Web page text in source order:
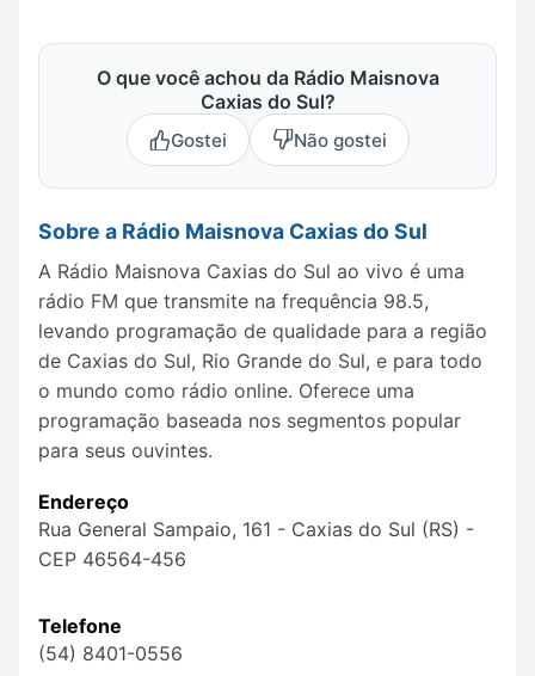
O que você achou da Rádio Maisnova
Caxias do Sul?
Gostei Não gostei
Sobre a Rádio Maisnova Caxias do Sul
A Rádio Maisnova Caxias do Sul ao vivo é uma
rádio FM que transmite na frequência 98.5,
levando programação de qualidade para a região
de Caxias do Sul, Rio Grande do Sul, e para todo
o mundo como rádio online. Oferece uma
programação baseada nos segmentos popular
para seus ouvintes.
Endereço
Rua General Sampaio, 161 - Caxias do Sul (RS) -
CEP 46564-456
Telefone
(54) 8401-0556